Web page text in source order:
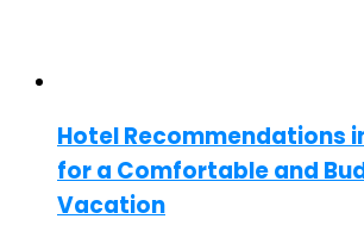
Hotel Recommendations
for a Comfortable and
Vacation